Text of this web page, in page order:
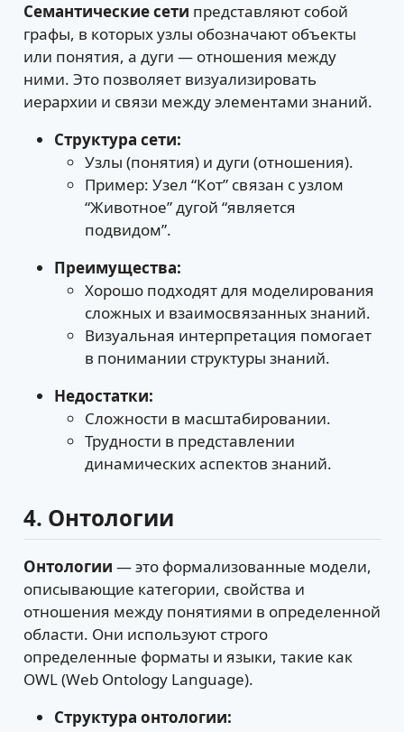
Семантические сети представляют собой
графы, в которых узлы обозначают объекты
или понятия, а дуги — отношения между
ними. Это позволяет визуализировать
иерархии и связи между элементами знаний.
Структура сети:
Узлы (понятия) и дуги (отношения).
Пример: Узел “Кот” связан с узлом
“Животное” дугой “является
подвидом”.
Преимущества:
Хорошо подходят для моделирования
сложных и взаимосвязанных знаний.
Визуальная интерпретация помогает
в понимании структуры знаний.
Недостатки:
Сложности в масштабировании.
Трудности в представлении
динамических аспектов знаний.
4. Онтологии
Онтологии — это формализованные модели,
описывающие категории, свойства и
отношения между понятиями в определенной
области. Они используют строго
определенные форматы и языки, такие как
OWL (Web Ontology Language).
Структура онтологии: